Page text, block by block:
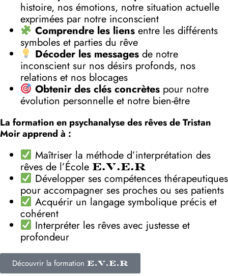
histoire, nos émotions, notre situation actuelle
exprimées par notre inconscient
Comprendre les liensentre les différents
symboles et parties du rêve
Décoder les messagesde notre
inconscient sur nos désirs profonds, nos
relations et nos blocages
Obtenir des clés concrètespour notre
évolution personnelle et notre bien-être
La formation en psychanalyse des rêves de Tristan
Moir apprend à :
Maîtriser la méthode d’interprétation des
rêves de l’École E.V.E.R
Développer ses compétences thérapeutiques
pour accompagner ses proches ou ses patients
Acquérir un langage symbolique précis et
cohérent
Interpréter les rêves avec justesse et
profondeur
Découvrir la formation E.V.E.R